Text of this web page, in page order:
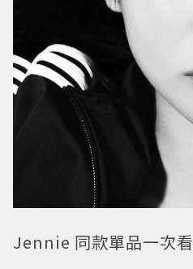
Jennie 同款單品一次看